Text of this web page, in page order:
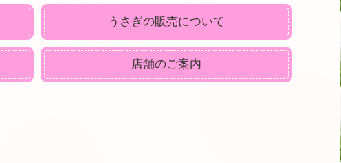
うさぎの販売について
店舗のご案内